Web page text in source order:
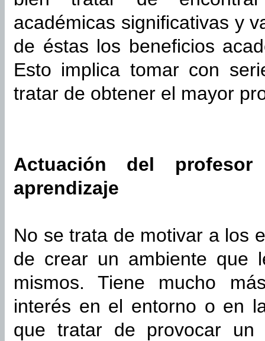
académicas significativas y
de éstas los beneficios
Esto implica tomar con
tratar de obtener el mayor
Actuación del
aprendizaje
No se trata de motivar a los
de crear un ambiente que
mismos. Tiene mucho
interés en el entorno o en
que tratar de provocar un